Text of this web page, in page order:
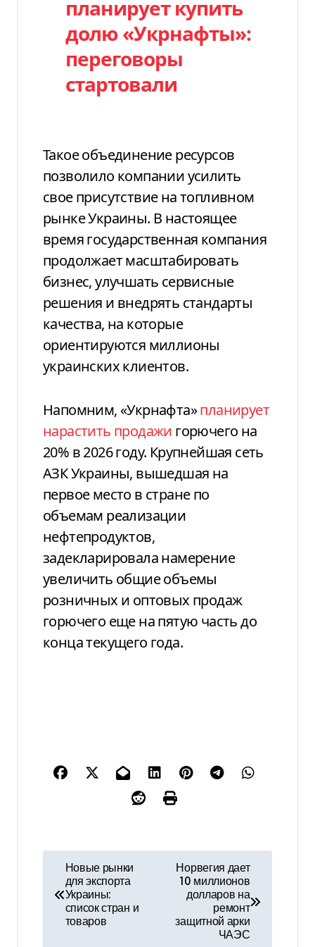
планирует купить
долю «Укрнафты»:
переговоры
стартовали
Такое объединение ресурсов
позволило компании усилить
свое присутствие на топливном
рынке Украины. В настоящее
время государственная компания
продолжает масштабировать
бизнес, улучшать сервисные
решения и внедрять стандарты
качества, на которые
ориентируются миллионы
украинских клиентов.
Напомним, «Укрнафта»планирует
нарастить продажи горючего на
20% в 2026 году. Крупнейшая сеть
АЗК Украины, вышедшая на
первое место в стране по
объемам реализации
нефтепродуктов,
задекларировала намерение
увеличить общие объемы
розничных и оптовых продаж
горючего еще на пятую часть до
конца текущего года.
Новые рынки
для экспорта
Украины:
список стран и
товаров
Норвегия дает
10 миллионов
долларов на
ремонт
защитной арки
ЧАЭС